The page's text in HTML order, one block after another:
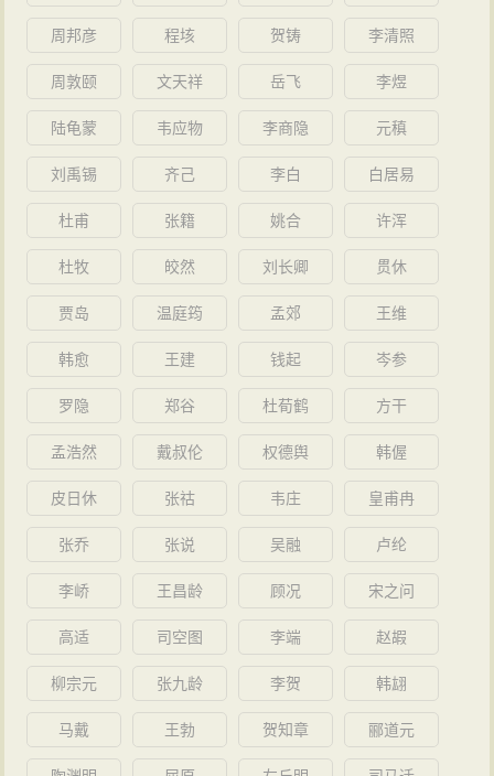
周邦彦 程垓 贺铸 李清照
周敦颐 文天祥 岳飞 李煜
陆龟蒙 韦应物 李商隐 元稹
刘禹锡 齐己 李白 白居易
杜甫 张籍 姚合 许浑
杜牧 皎然 刘长卿 贯休
贾岛 温庭筠 孟郊 王维
韩愈 王建 钱起 岑参
罗隐 郑谷 杜荀鹤 方干
孟浩然 戴叔伦 权德舆 韩偓
皮日休 张祜 韦庄 皇甫冉
张乔 张说 吴融 卢纶
李峤 王昌龄 顾况 宋之问
高适 司空图 李端 赵嘏
柳宗元 张九龄 李贺 韩翃
马戴 王勃 贺知章 郦道元